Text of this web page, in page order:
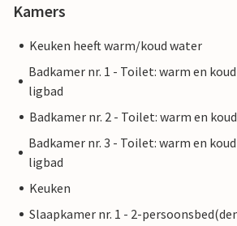
Kamers
Keuken heeft warm/koud water
Badkamer nr. 1 - Toilet: warm en
ligbad
Badkamer nr. 2 - Toilet: warm en
Badkamer nr. 3 - Toilet: warm en
ligbad
Keuken
Slaapkamer nr. 1 - 2-